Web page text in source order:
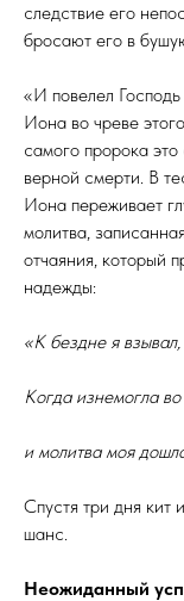
следствие его
бросают его в
«И повелел
Иона во чреве
самого пророка
верной смерти. В
Иона переживает
молитва,
отчаяния, который
надежды:
«К бездне я
Когда изнемогла
и молитва моя
Спустя три дня кит
шанс.
Неожиданный